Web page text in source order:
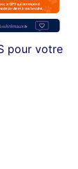
pour votre